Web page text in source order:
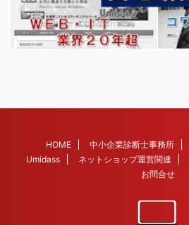
HOME 中小企業診断士事務所
Umidass
ネットショップ運営関連
お問合せ